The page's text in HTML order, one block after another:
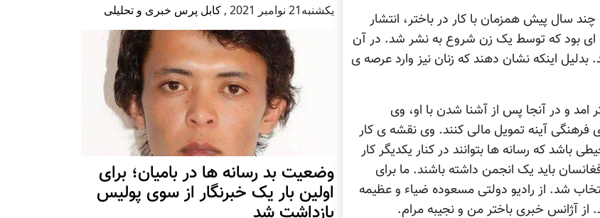
سال پيش همزمان با کار در باختر، انتشار
ای بود که توسط يک زن شروع به نشر شد. در آن
اينکه نشان دهند که زنان نيز وارد عرصه ی
امد و در آنجا پس از آشنا شدن با او، وی
آينه تمويل مالی کنند. وی نقشه ی کار
باشد که رسانه ها بتوانند در کنار يکديگر کار
بايد يک انجمن داشته باشند. ما برای
شد. از راديو دولتی مسعوده ضياء و عظيمه
آژانس خبری باختر من و نجيبه مرام.
يكشنبه21 نوامبر 2021 , کابل پرس خبری و تحلیلی
وضعیت بد رسانه ها در بامیان؛ برای
اولین بار یک خبرنگار از سوی پولیس